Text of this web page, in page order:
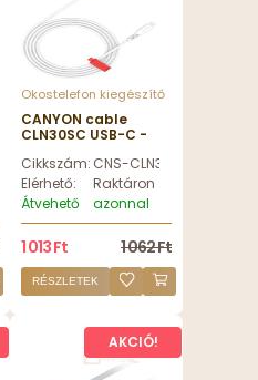
Okostelefon kiegészítő
CANYON cable
CLN30SC USB-C -
White
Cikkszám: CNS-CLN30SC12W
Elérhető:
Raktáron
Átvehető
azonnal
1 013 Ft 1 062 Ft
RÉSZLETEK
AKCIÓ!